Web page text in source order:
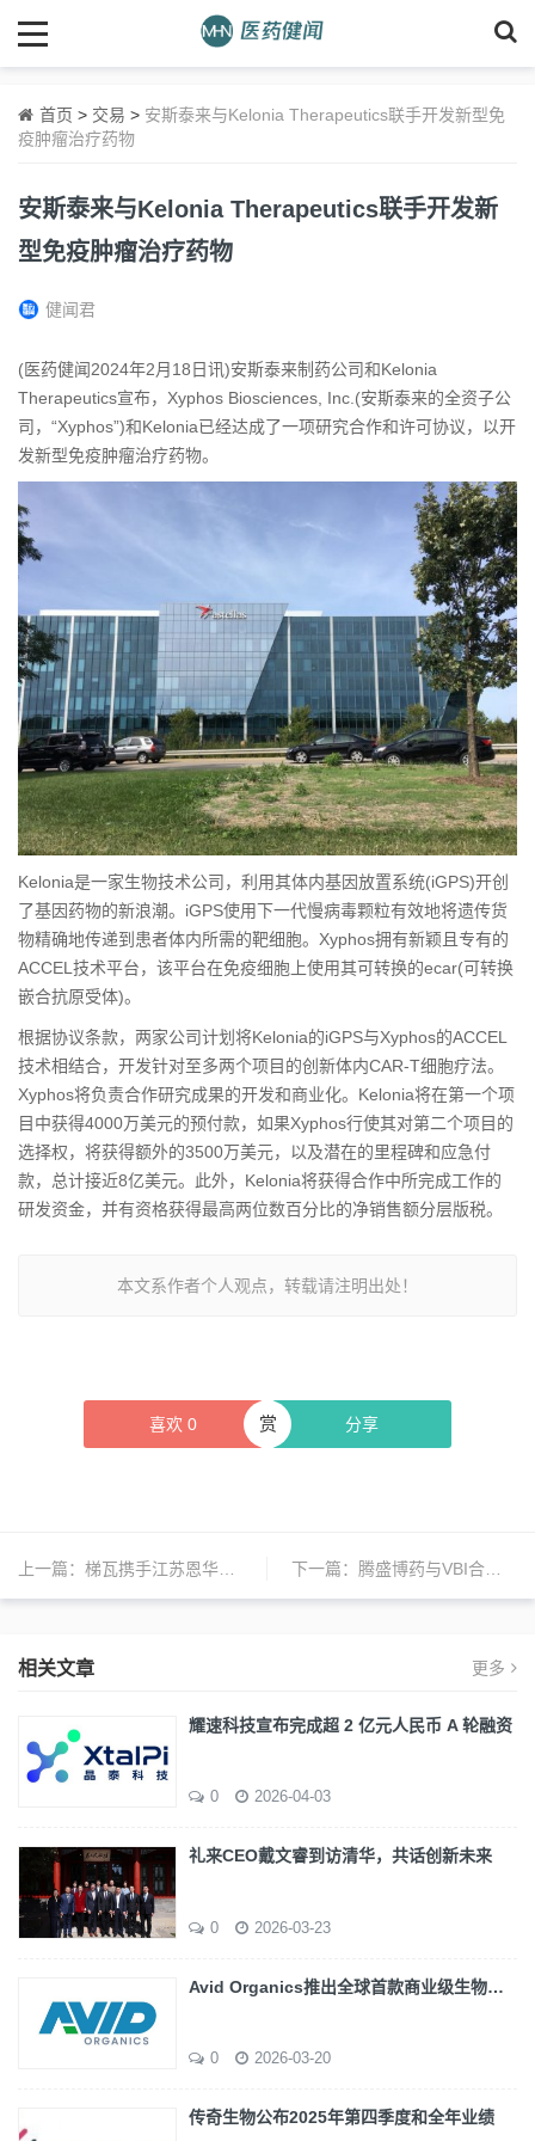
首页 > 交易 > 安斯泰来与Kelonia Therapeutics联手开发新型免
疫肿瘤治疗药物
安斯泰来与Kelonia Therapeutics联手开发新
型免疫肿瘤治疗药物
健闻君
(医药健闻2024年2月18日讯)安斯泰来制药公司和Kelonia
Therapeutics宣布，Xyphos Biosciences, Inc.(安斯泰来的全资子公
司，“Xyphos”)和Kelonia已经达成了一项研究合作和许可协议，以开
发新型免疫肿瘤治疗药物。
Kelonia是一家生物技术公司，利用其体内基因放置系统(iGPS)开创
了基因药物的新浪潮。iGPS使用下一代慢病毒颗粒有效地将遗传货
物精确地传递到患者体内所需的靶细胞。Xyphos拥有新颖且专有的
ACCEL技术平台，该平台在免疫细胞上使用其可转换的ecar(可转换
嵌合抗原受体)。
根据协议条款，两家公司计划将Kelonia的iGPS与Xyphos的ACCEL
技术相结合，开发针对至多两个项目的创新体内CAR-T细胞疗法。
Xyphos将负责合作研究成果的开发和商业化。Kelonia将在第一个项
目中获得4000万美元的预付款，如果Xyphos行使其对第二个项目的
选择权，将获得额外的3500万美元，以及潜在的里程碑和应急付
款，总计接近8亿美元。此外，Kelonia将获得合作中所完成工作的
研发资金，并有资格获得最高两位数百分比的净销售额分层版税。
本文系作者个人观点，转载请注明出处！
喜欢 0 分享
赏
上一篇： 梯瓦携手江苏恩华，共推安泰坦在中国市场的广泛覆盖 下一篇： 腾盛博药与VBI合作，拓展亚太地区市场并推进创新疗法发展
相关文章 更多
耀速科技宣布完成超 2 亿元人民币 A 轮融资
0 2026-04-03
礼来CEO戴文睿到访清华，共话创新未来
0 2026-03-23
Avid Organics推出全球首款商业级生物…
0 2026-03-20
传奇生物公布2025年第四季度和全年业绩